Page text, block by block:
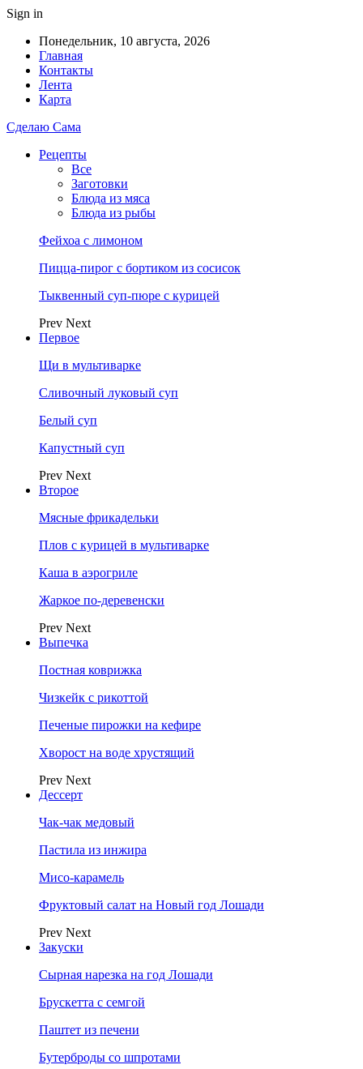
Sign in
Понедельник, 10 августа, 2026
Главная
Контакты
Лента
Карта
Сделаю Сама
Рецепты
Все
Заготовки
Блюда из мяса
Блюда из рыбы
Фейхоа с лимоном
Пицца-пирог с бортиком из сосисок
Тыквенный суп-пюре с курицей
Prev Next
Первое
Щи в мультиварке
Сливочный луковый суп
Белый суп
Капустный суп
Prev Next
Второе
Мясные фрикадельки
Плов с курицей в мультиварке
Каша в аэрогриле
Жаркое по-деревенски
Prev Next
Выпечка
Постная коврижка
Чизкейк с рикоттой
Печеные пирожки на кефире
Хворост на воде хрустящий
Prev Next
Дессерт
Чак-чак медовый
Пастила из инжира
Мисо-карамель
Фруктовый салат на Новый год Лошади
Prev Next
Закуски
Сырная нарезка на год Лошади
Брускетта с семгой
Паштет из печени
Бутерброды со шпротами